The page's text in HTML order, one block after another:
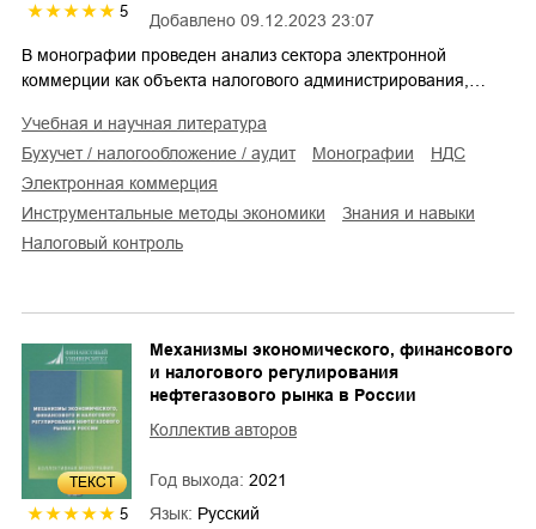
5 Добавлено 09.12.2023 23:07
В монографии проведен анализ сектора электронной
коммерции как объекта налогового администрирования,…
учебная и научная литература
бухучет / налогообложение / аудит
монографии
НДС
электронная коммерция
инструментальные методы экономики
знания и навыки
налоговый контроль
ТЕКСТ
5
Механизмы экономического, финансового
и налогового регулирования
нефтегазового рынка в России
Коллектив авторов
Год выхода: 2021
Язык: Русский